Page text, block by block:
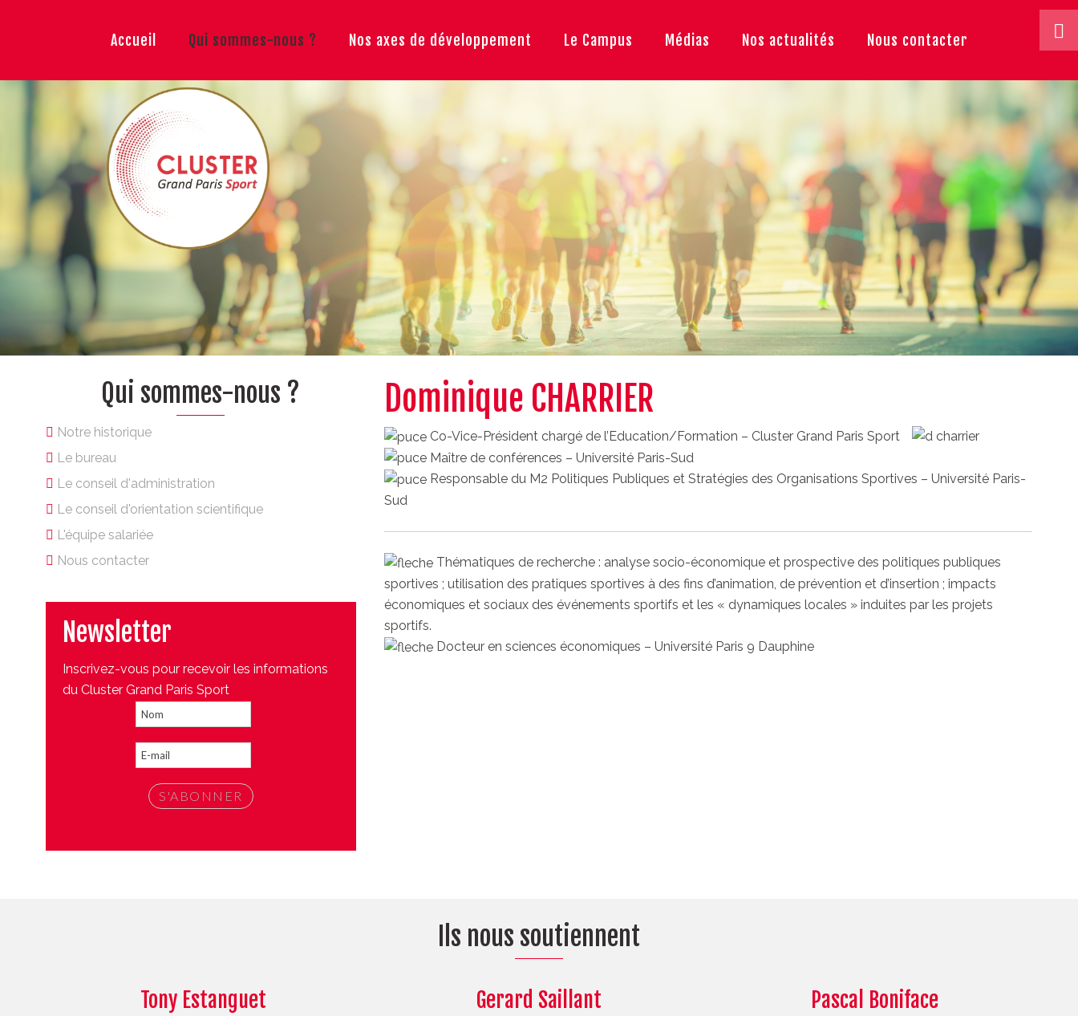
Accueil Qui sommes-nous ? Nos axes de développement Le Campus Médias Nos actualités Nous contacter
Dominique CHARRIER
Co-Vice-Président chargé de l’Education/Formation – Cluster Grand Paris Sport
Maître de conférences – Université Paris-Sud
Responsable du M2 Politiques Publiques et Stratégies des Organisations Sportives – Université Paris-
Sud
Thématiques de recherche : analyse socio-économique et prospective des politiques publiques
sportives ; utilisation des pratiques sportives à des fins d’animation, de prévention et d’insertion ; impacts
économiques et sociaux des événements sportifs et les « dynamiques locales » induites par les projets
sportifs.
Docteur en sciences économiques – Université Paris 9 Dauphine
Qui sommes-nous ?
Notre historique
Le bureau
Le conseil d'administration
Le conseil d'orientation scientifique
L'équipe salariée
Nous contacter
Newsletter
Inscrivez-vous pour recevoir les informations
du Cluster Grand Paris Sport
Ils nous soutiennent
Tony Estanguet Gerard Saillant Pascal Boniface